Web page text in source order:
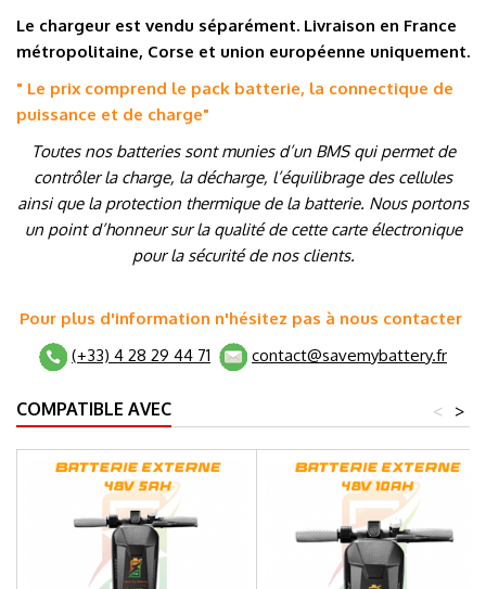
Le chargeur est vendu séparément. Livraison en France
métropolitaine, Corse et union européenne uniquement.
" Le prix comprend le pack batterie, la connectique de
puissance et de charge"
Toutes nos batteries sont munies d’un BMS qui permet de
contrôler la charge, la décharge, l’équilibrage des cellules
ainsi que la protection thermique de la batterie. Nous portons
un point d’honneur sur la qualité de cette carte électronique
pour la sécurité de nos clients.
Pour plus d'information n'hésitez pas à nous contacter
(+33) 4 28 29 44 71
contact@savemybattery.fr
COMPATIBLE AVEC >
<